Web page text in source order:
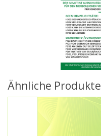
Ähnliche Produkte